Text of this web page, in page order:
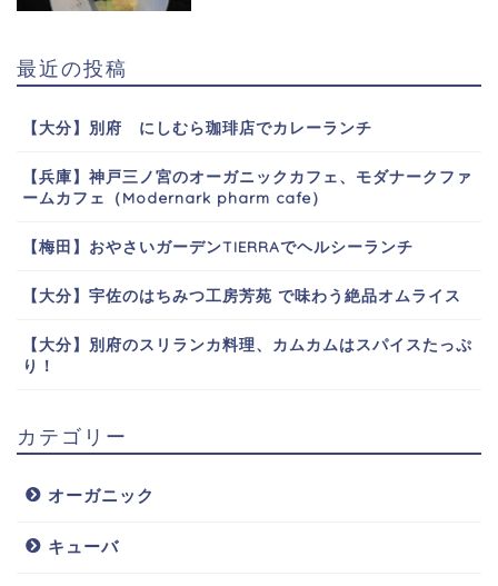
最近の投稿
【大分】別府 にしむら珈琲店でカレーランチ
【兵庫】神戸三ノ宮のオーガニックカフェ、モダナークファ
ームカフェ（Modernark pharm cafe）
【梅田】おやさいガーデンTIERRAでヘルシーランチ
【大分】宇佐のはちみつ工房芳苑 で味わう絶品オムライス
【大分】別府のスリランカ料理、カムカムはスパイスたっぷ
り！
カテゴリー
オーガニック
キューバ